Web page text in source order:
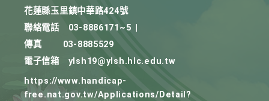
花蓮縣玉里鎮中華路424號
聯絡電話
03-8886171~5
傳真
03-8885529
電子信箱
ylsh19@ylsh.hlc.edu.tw
https://www.handicap-
free.nat.gov.tw/Applications/Detail?